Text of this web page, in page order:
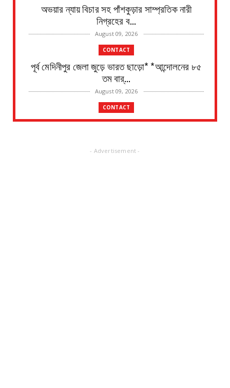
অভয়ার ন্যায় বিচার সহ পাঁশকুড়ার সাম্প্রতিক নারী
নিগ্রহের ব...
August 09, 2026
CONTACT
পূর্ব মেদিনীপুর জেলা জুড়ে ভারত ছাড়ো* *আন্দোলনের ৮৫
তম বার্...
August 09, 2026
CONTACT
হলদিয়াতে দুদিনের দক্ষিণবঙ্গ কলেজের ছাত্র-ছাত্রীদের
August 09, 2026
- Advertisement -